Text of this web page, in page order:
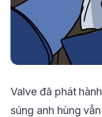
Valve đã phát
súng anh hùng